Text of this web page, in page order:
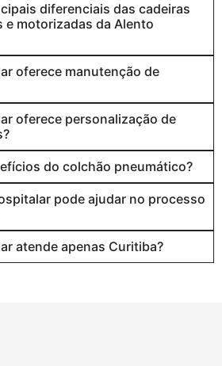
diferenciais das cadeiras
e motorizadas da Alento
oferece manutenção de
oferece personalização de
do colchão pneumático?
pode ajudar no processo
atende apenas Curitiba?